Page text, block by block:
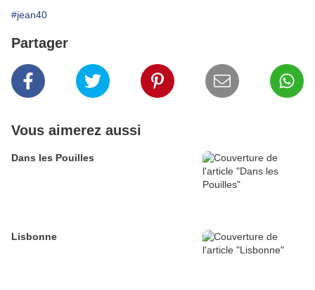
#jean40
Partager
Vous aimerez aussi
Dans les Pouilles
Lisbonne